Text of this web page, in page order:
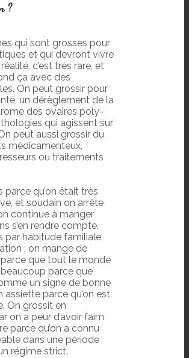
?
qui sont grosses pour
et qui devront vivre
c’est très rare, et
ça avec des
On peut grossir pour
un dérèglement de la
des ovaires poly-
qui agissent sur
peut aussi grossir du
médicamenteux,
ou traitements
qu’on était très
et soudain on arrête
continue à manger
s’en rendre compte.
par habitude familiale
: on mange de
que tout le monde
parce que
un signe de bonne
assiette parce qu’on est
On grossit en
on a peur d’avoir faim
parce qu’on a connu
dans une période
régime strict.